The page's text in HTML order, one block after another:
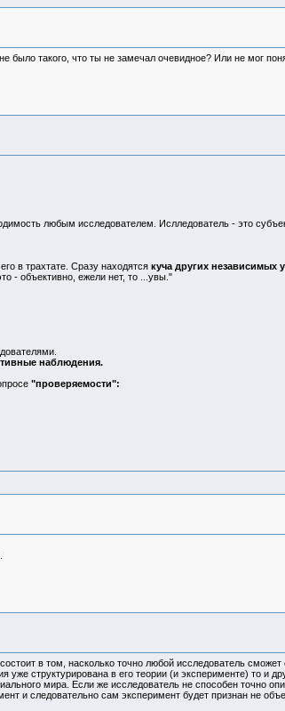
было такого, что ты не замечал очевидное? Или не мог
любым исследователем. Ислледователь - это
в трахтате. Сразу находятся куча других независимых
- объективно, ежели нет, то ...увы."
наблюдения.
"проверяемости":
в том, насколько точно любой исследователь
структурирована в его теории (и эксперименте) то и
мира. Если же исследователь не способен точно
и следовательно сам эксперимент будет признан не